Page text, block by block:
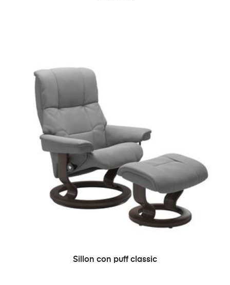
LEER MÁS
Sillon con puff classic